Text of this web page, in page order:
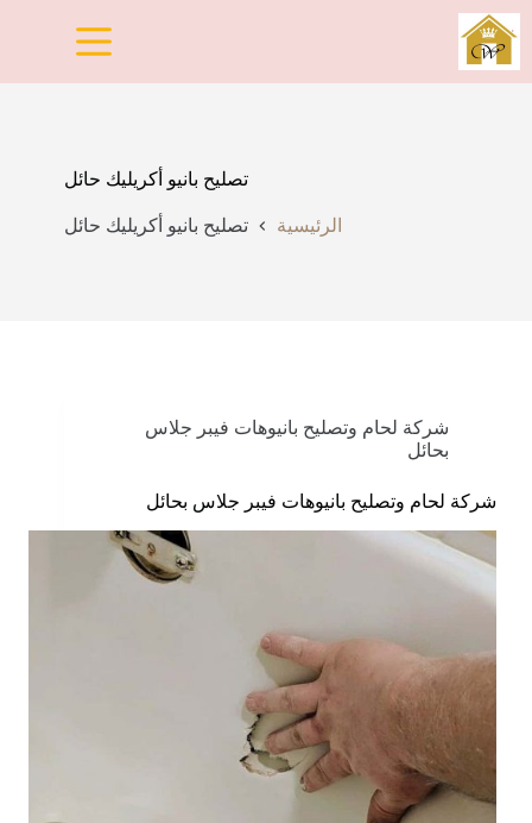
التجاوز
إلى
المحتوى
تصليح بانيو أكريليك حائل
الرئيسية تصليح بانيو أكريليك حائل
شركة لحام وتصليح بانيوهات فيبر جلاس
بحائل
شركة لحام وتصليح بانيوهات فيبر جلاس بحائل